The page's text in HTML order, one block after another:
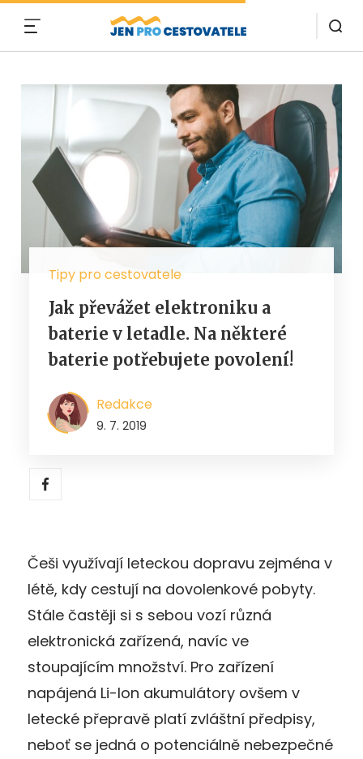
Tipy pro cestovatele
Jak převážet elektroniku a
baterie v letadle. Na některé
baterie potřebujete povolení!
Redakce
9. 7. 2019
Češi využívají leteckou dopravu zejména v
létě, kdy cestují na dovolenkové pobyty.
Stále častěji si s sebou vozí různá
elektronická zařízená, navíc ve
stoupajícím množství. Pro zařízení
napájená Li-Ion akumulátory ovšem v
letecké přepravě platí zvláštní předpisy,
neboť se jedná o potenciálně nebezpečné